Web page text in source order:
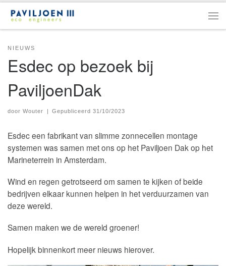
Ga naar inhoud
NIEUWS
Esdec op bezoek bij
PaviljoenDak
door Wouter | Gepubliceerd31/10/2023
Esdec een fabrikant van slimme zonnecellen montage
systemen was samen met ons op het Paviljoen Dak op het
Marineterrein in Amsterdam.
Wind en regen getrotseerd om samen te kijken of beide
bedrijven elkaar kunnen helpen in het verduurzamen van
deze wereld.
Samen maken we de wereld groener!
Hopelijk binnenkort meer nieuws hierover.